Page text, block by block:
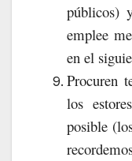
públicos)
emplee
en el
Procuren
los
posible